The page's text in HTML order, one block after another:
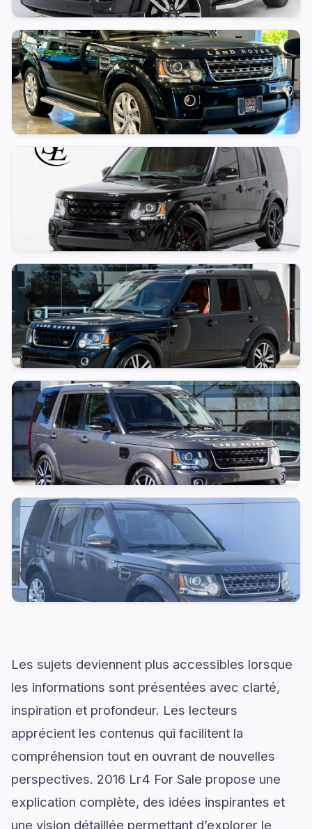
Les sujets deviennent plus accessibles lorsque
les informations sont présentées avec clarté,
inspiration et profondeur. Les lecteurs
apprécient les contenus qui facilitent la
compréhension tout en ouvrant de nouvelles
perspectives. 2016 Lr4 For Sale propose une
explication complète, des idées inspirantes et
une vision détaillée permettant d’explorer le